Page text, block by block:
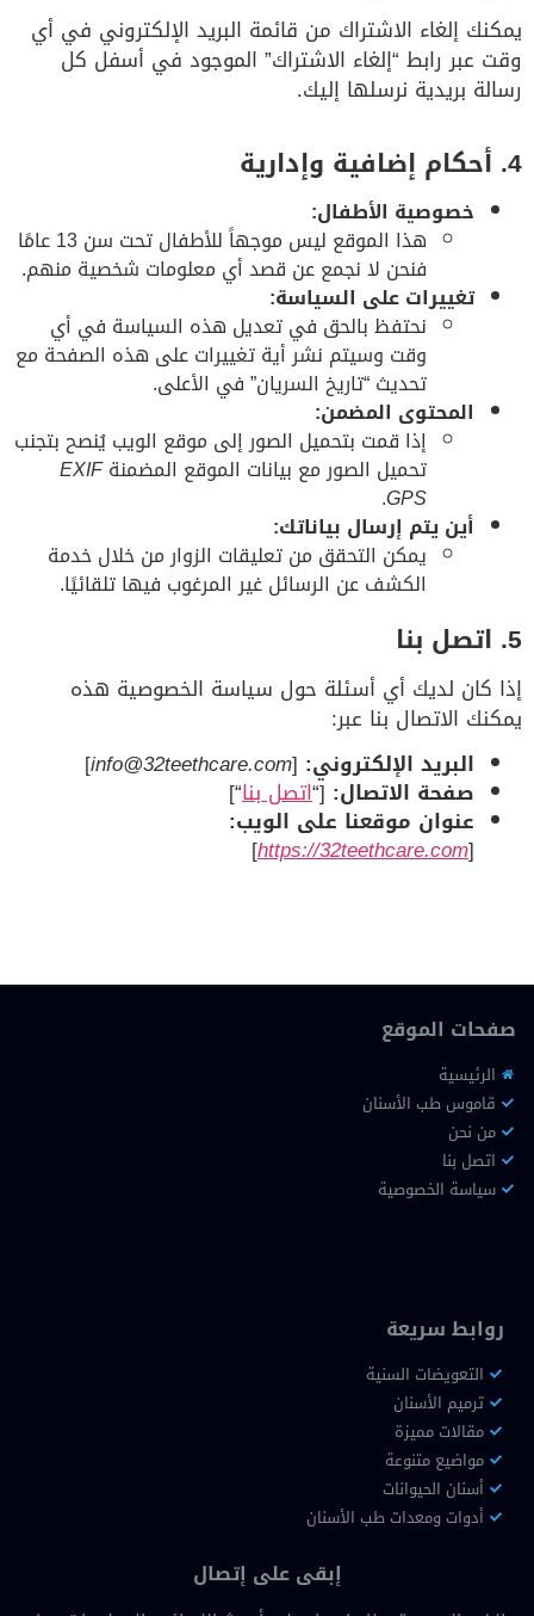
يمكنك إلغاء الاشتراك من قائمة البريد الإلكتروني في أي
وقت عبر رابط “إلغاء الاشتراك” الموجود في أسفل كل
رسالة بريدية نرسلها إليك.
4. أحكام إضافية وإدارية
خصوصية الأطفال:
هذا الموقع ليس موجهاً للأطفال تحت سن 13 عامًا
فنحن لا نجمع عن قصد أي معلومات شخصية منهم.
تغييرات على السياسة:
نحتفظ بالحق في تعديل هذه السياسة في أي
وقت وسيتم نشر أية تغييرات على هذه الصفحة مع
تحديث “تاريخ السريان” في الأعلى.
المحتوى المضمن:
إذا قمت بتحميل الصور إلى موقع الويب يُنصح بتجنب
تحميل الصور مع بيانات الموقع المضمنةEXIF
GPS
.
أين يتم إرسال بياناتك:
يمكن التحقق من تعليقات الزوار من خلال خدمة
الكشف عن الرسائل غير المرغوب فيها تلقائيًا.
5. اتصل بنا
إذا كان لديك أي أسئلة حول سياسة الخصوصية هذه
يمكنك الاتصال بنا عبر:
البريد الإلكتروني: [
info@32teethcare.com
]
صفحة الاتصال: [“اتصل بنا“]
عنوان موقعنا على الويب:
[
https://32teethcare.com
]
صفحات الموقع
الرئيسية
قاموس طب الأسنان
من نحن
اتصل بنا
سياسة الخصوصية
روابط سريعة
التعويضات السنية
ترميم الأسنان
مقالات مميزة
مواضيع متنوعة
أسنان الحيوانات
أدوات ومعدات طب الأسنان
إبقى على إتصال